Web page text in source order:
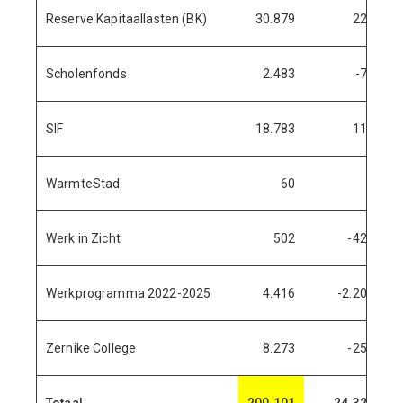
Reserve Kapitaallasten (BK) 30.879 221
Scholenfonds 2.483 -71
SIF 18.783 110
WarmteStad 60
Werk in Zicht 502 -425
Werkprogramma 2022-2025 4.416 -2.208
Zernike College 8.273 -251